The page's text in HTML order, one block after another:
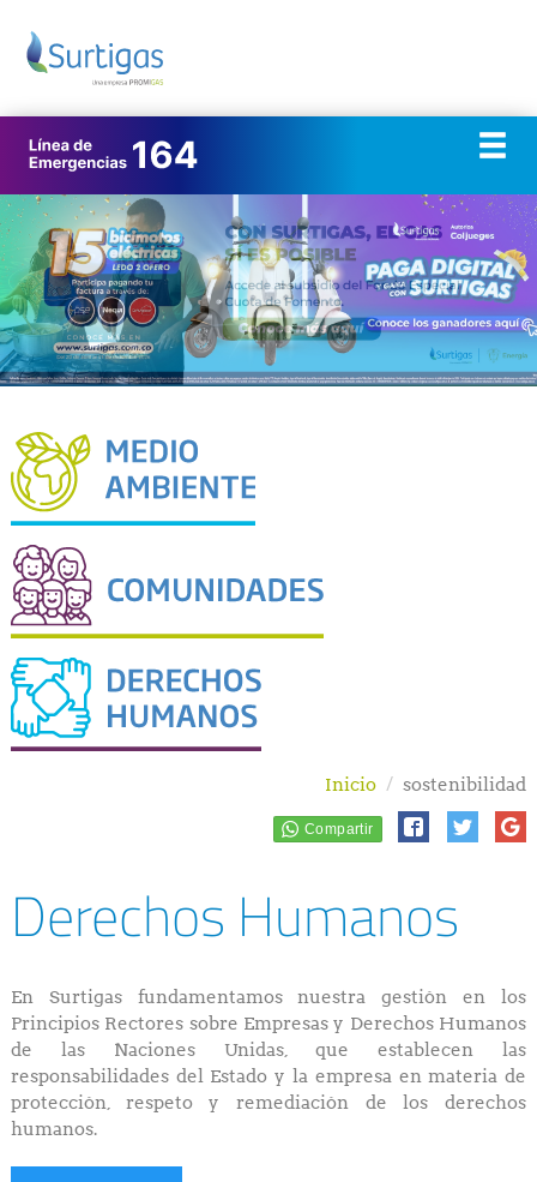
Inicio sostenibilidad
Derechos Humanos
En Surtigas fundamentamos nuestra gestión en los
Principios Rectores sobre Empresas y Derechos Humanos
de las Naciones Unidas, que establecen las
responsabilidades del Estado y la empresa en materia de
protección, respeto y remediación de los derechos
humanos.